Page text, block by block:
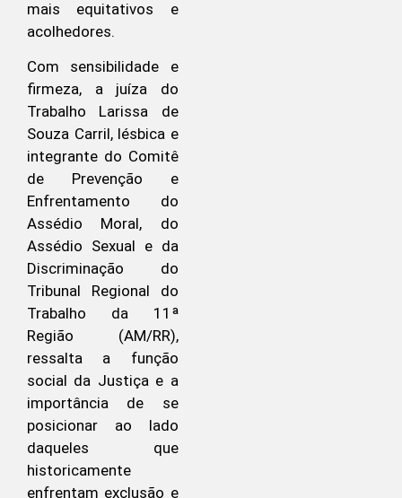
mais equitativos e
acolhedores.
Com sensibilidade e
firmeza, a juíza do
Trabalho Larissa de
Souza Carril, lésbica e
integrante do Comitê
de Prevenção e
Enfrentamento do
Assédio Moral, do
Assédio Sexual e da
Discriminação do
Tribunal Regional do
Trabalho da 11ª
Região (AM/RR),
ressalta a função
social da Justiça e a
importância de se
posicionar ao lado
daqueles que
historicamente
enfrentam exclusão e